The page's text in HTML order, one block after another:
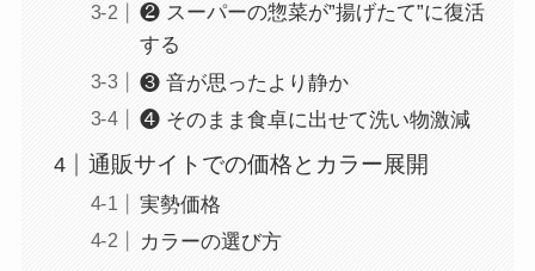
❷ スーパーの惣菜が”揚げたて”に復活
する
❸ 音が思ったより静か
❹ そのまま食卓に出せて洗い物激減
通販サイトでの価格とカラー展開
実勢価格
カラーの選び方